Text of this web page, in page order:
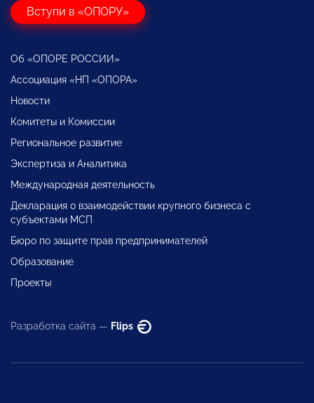
Вступи в «ОПОРУ»
Об «ОПОРЕ РОССИИ»
Ассоциация «НП «ОПОРА»
Новости
Комитеты и Комиссии
Региональное развитие
Экспертиза и Аналитика
Международная деятельность
Декларация о взаимодействии крупного бизнеса с
субъектами МСП
Бюро по защите прав предпринимателей
Образование
Проекты
Разработка сайта — Flips